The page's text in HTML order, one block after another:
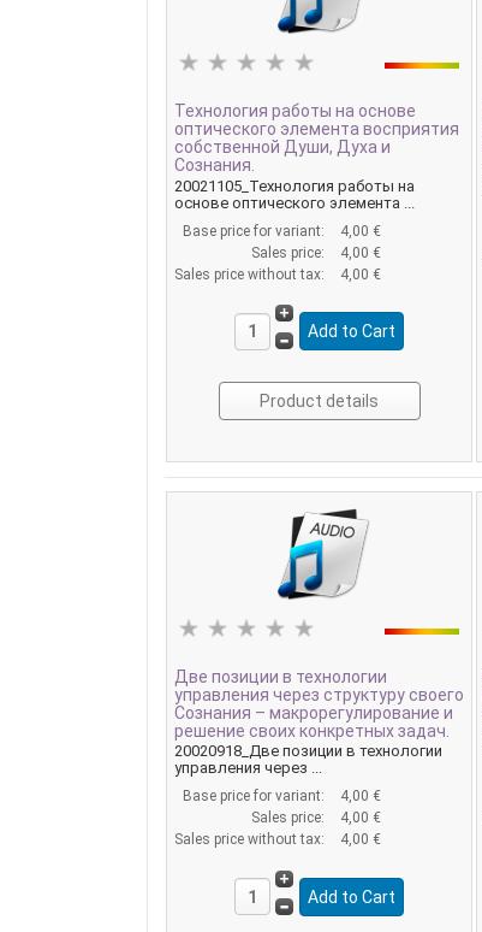
Технология работы на основе
оптического элемента восприятия
собственной Души, Духа и
Сознания.
20021105_Технология работы на
основе оптического элемента ...
Base price for variant:
4,00 €
Sales price:
4,00 €
Sales price without tax:
4,00 €
Product details
Две позиции в технологии
управления через структуру своего
Сознания – макрорегулирование и
решение своих конкретных задач.
20020918_Две позиции в технологии
управления через ...
Base price for variant:
4,00 €
Sales price:
4,00 €
Sales price without tax:
4,00 €